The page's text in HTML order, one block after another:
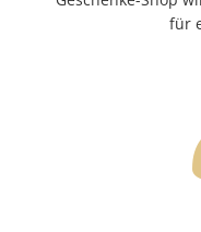
für